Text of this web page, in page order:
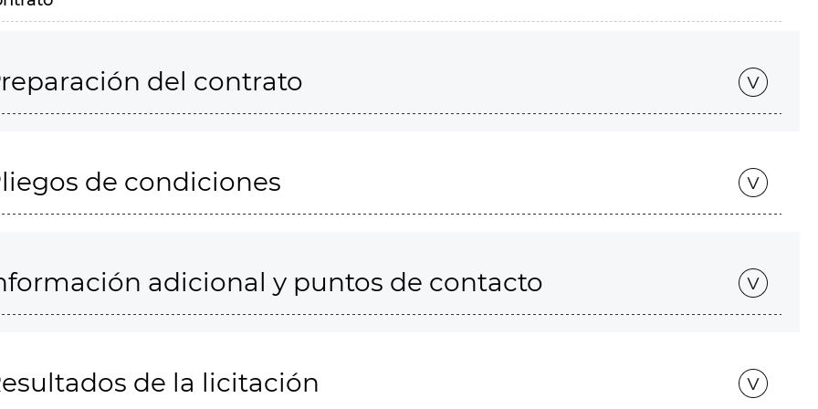
del contrato
de condiciones
adicional y puntos de contacto
de la licitación